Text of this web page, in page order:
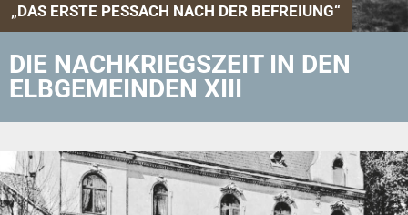
„DAS ERSTE PESSACH NACH DER BEFREIUNG“
DIE NACHKRIEGSZEIT IN DEN
ELBGEMEINDEN XIII